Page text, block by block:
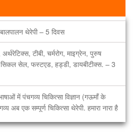
वर्ष का पाठ्यक्रम एवं 1 वर्ष का अभ्यासक्रम
थेरेपी – 5 दिवस
टीबी, चर्मरोग, माइग्रेन, पुरुष
सिकल सेल, फस्टएड, हड्डी, डायबीटीक्स. – 3
में पंचगव्य चिकित्सा विज्ञान (गऊमाँ के
अब एक सम्पूर्ण चिकित्सा थेरेपी. हमारा नारा है